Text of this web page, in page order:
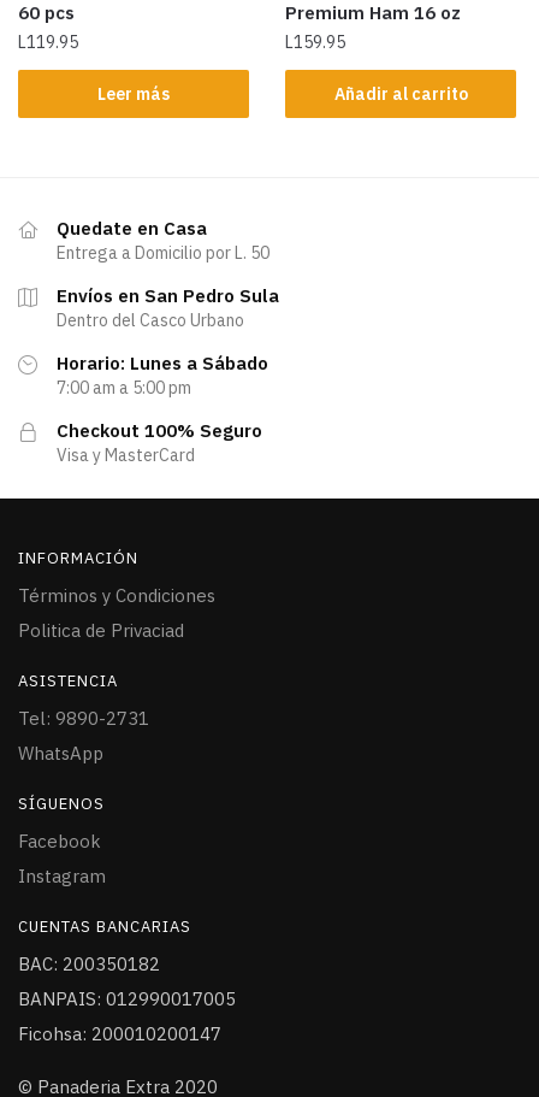
60 pcs
L119.95
Leer más
Premium Ham 16 oz
L159.95
Añadir al carrito
Quedate en Casa
Entrega a Domicilio por L. 50
Envíos en San Pedro Sula
Dentro del Casco Urbano
Horario: Lunes a Sábado
7:00 am a 5:00 pm
Checkout 100% Seguro
Visa y MasterCard
INFORMACIÓN
Términos y Condiciones
Politica de Privaciad
ASISTENCIA
Tel: 9890-2731
WhatsApp
SÍGUENOS
Facebook
Instagram
CUENTAS BANCARIAS
BAC: 200350182
BANPAIS: 012990017005
Ficohsa: 200010200147
© Panaderia Extra 2020